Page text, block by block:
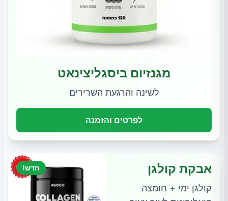
מגנזיום ביסגליצינאט
לשינה והרגעת השרירים
לפרטים והזמנה
חדש! אבקת קולגן
קולגן ימי + חומצה